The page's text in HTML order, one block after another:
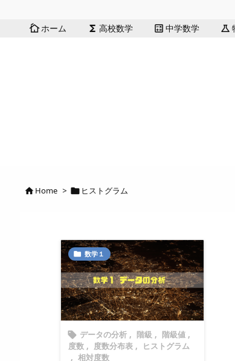
cottageホーム functions 高校数学 calculate 中学数学 science
Home >  ヒストグラム
 数学１
 データの分析 , 階級 , 階級値 ,
度数 , 度数分布表 ,
ヒストグラム
, 相対度数